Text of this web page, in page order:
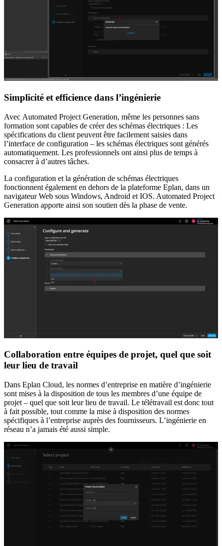
Simplicité et efficience dans l’ingénierie
Avec Automated Project Generation, même les personnes sans
formation sont capables de créer des schémas électriques : Les
spécifications du client peuvent être facilement saisies dans
l’interface de configuration – les schémas électriques sont générés
automatiquement. Les professionnels ont ainsi plus de temps à
consacrer à d’autres tâches.
La configuration et la génération de schémas électriques
fonctionnent également en dehors de la plateforme Eplan, dans un
navigateur Web sous Windows, Android et IOS. Automated Project
Generation apporte ainsi son soutien dès la phase de vente.
Collaboration entre équipes de projet, quel que soit
leur lieu de travail
Dans Eplan Cloud, les normes d’entreprise en matière d’ingénierie
sont mises à la disposition de tous les membres d’une équipe de
projet – quel que soit leur lieu de travail. Le télétravail est donc tout
à fait possible, tout comme la mise à disposition des normes
spécifiques à l’entreprise auprès des fournisseurs. L’ingénierie en
réseau n’a jamais été aussi simple.